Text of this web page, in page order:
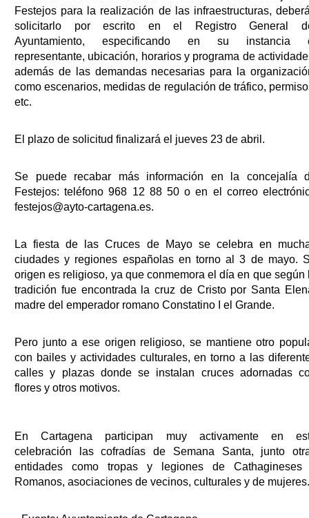
Festejos para la realización de las infraestructuras,
solicitarlo por escrito en el Registro General
Ayuntamiento, especificando en su instancia
representante, ubicación, horarios y programa de
además de las demandas necesarias para la
como escenarios, medidas de regulación de tráfico,
etc.
El plazo de solicitud finalizará el jueves 23 de abril.
Se puede recabar más información en la concejalía
Festejos: teléfono 968 12 88 50 o en el correo
festejos@ayto-cartagena.es.
La fiesta de las Cruces de Mayo se celebra en
ciudades y regiones españolas en torno al 3 de mayo.
origen es religioso, ya que conmemora el día en que según
tradición fue encontrada la cruz de Cristo por Santa
madre del emperador romano Constatino I el Grande.
Pero junto a ese origen religioso, se mantiene otro
con bailes y actividades culturales, en torno a las
calles y plazas donde se instalan cruces adornadas
flores y otros motivos.
En Cartagena participan muy activamente en
celebración las cofradías de Semana Santa, junto
entidades como tropas y legiones de Cathagineses
Romanos, asociaciones de vecinos, culturales y de mujeres.